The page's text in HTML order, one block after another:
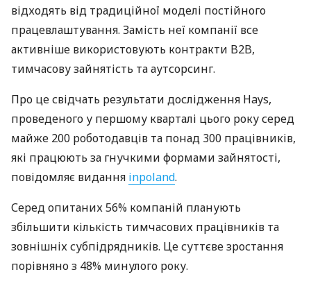
відходять від традиційної моделі постійного
працевлаштування. Замість неї компанії все
активніше використовують контракти B2B,
тимчасову зайнятість та аутсорсинг.
Про це свідчать результати дослідження Hays,
проведеного у першому кварталі цього року серед
майже 200 роботодавців та понад 300 працівників,
які працюють за гнучкими формами зайнятості,
повідомляє видання inpoland.
Серед опитаних 56% компаній планують
збільшити кількість тимчасових працівників та
зовнішніх субпідрядників. Це суттєве зростання
порівняно з 48% минулого року.